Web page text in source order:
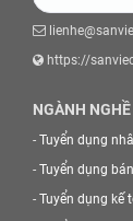
https://
NGÀNH
- Tuyển dụng
- Tuyển dụng
- Tuyển dụng kế